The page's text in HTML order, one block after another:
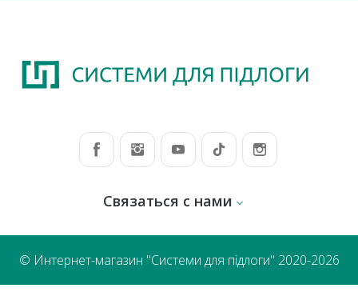
Связаться с нами
© Интернет-магазин "Системи для підлоги" 2020-2026